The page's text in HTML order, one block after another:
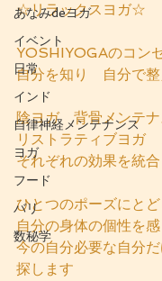
あなみdeヨガ
イベント
日常
インド
自律神経メンテナンス
ヨガ
フード
バリ
数秘学
☆リラックスヨガ☆
YOSHIYOGAのコン
自分を知り　自分で
陰ヨガ　背骨メンテ
リストラティブヨガ
それぞれの効果を統
ひとつのポーズにと
自分の身体の個性を感
今の自分必要な自分
探します